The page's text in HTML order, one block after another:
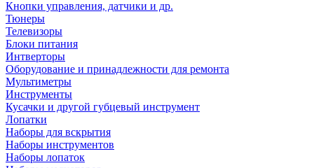
Кнопки управления, датчики и др.
Тюнеры
Телевизоры
Блоки питания
Интверторы
Оборудование и принадлежности для ремонта
Мультиметры
Инструменты
Кусачки и другой губцевый инструмент
Лопатки
Наборы для вскрытия
Наборы инструментов
Наборы лопаток